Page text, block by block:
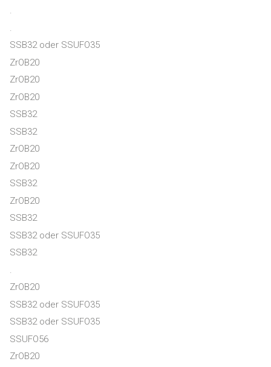
.
SSB32 oder SSUFO35
ZrOB20
ZrOB20
ZrOB20
SSB32
SSB32
ZrOB20
ZrOB20
SSB32
ZrOB20
SSB32
SSB32 oder SSUFO35
SSB32
ZrOB20
SSB32 oder SSUFO35
SSB32 oder SSUFO35
SSUFO56
ZrOB20